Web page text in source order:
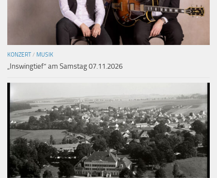
KONZERT/ MUSIK
„Inswingtief“ am Samstag 07.11.2026